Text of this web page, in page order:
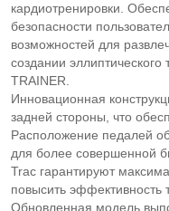
кардиотренировки.
безопасности
возможностей для
создании
TRAINER.
Инновационная
задней стороны, что
Расположение педалей
для более совершенной
Trac гарантируют
повысить эффективность
Обновленная модель